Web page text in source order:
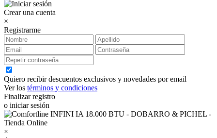
Crear una cuenta
×
Registrarme
Quiero recibir descuentos exclusivos y novedades por email
Ver los términos y condiciones
Finalizar registro
o iniciar sesión
×